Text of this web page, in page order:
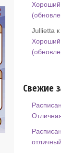
Jullietta к
Свежие